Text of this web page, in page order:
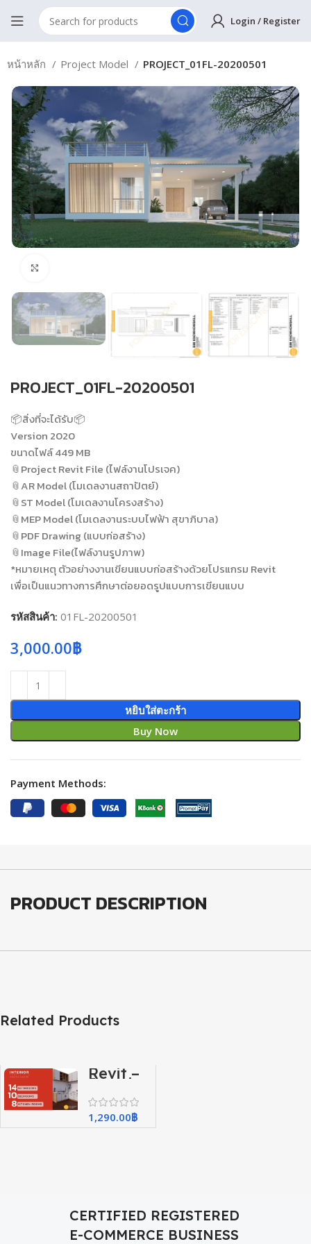
Login / Register
หน้าหลัก Project Model PROJECT_01FL-20200501
PROJECT_01FL-20200501
📦สิ่งที่จะได้รับ📦
Version 2020
ขนาดไฟล์ 449 MB
📎Project Revit File (ไฟล์งานโปรเจค)
📎AR Model (โมเดลงานสถาปัตย์)
📎ST Model (โมเดลงานโครงสร้าง)
📎MEP Model (โมเดลงานระบบไฟฟ้า สุขาภิบาล)
📎PDF Drawing (แบบก่อสร้าง)
📎Image File(ไฟล์งานรูปภาพ)
*หมายเหตุ ตัวอย่างงานเขียนแบบก่อสร้างด้วยโปรแกรม Revit
เพื่อเป็นแนวทางการศึกษาต่อยอดรูปแบบการเขียนแบบ
รหัสสินค้า:01FL-20200501
3,000.00฿
หยิบใส่ตะกร้า
Buy Now
Payment Methods:
PRODUCT DESCRIPTION
Related Products
Revit –
Interior
Sample
Model(V2023)
1,290.00฿
CERTIFIED REGISTERED
E-COMMERCE BUSINESS